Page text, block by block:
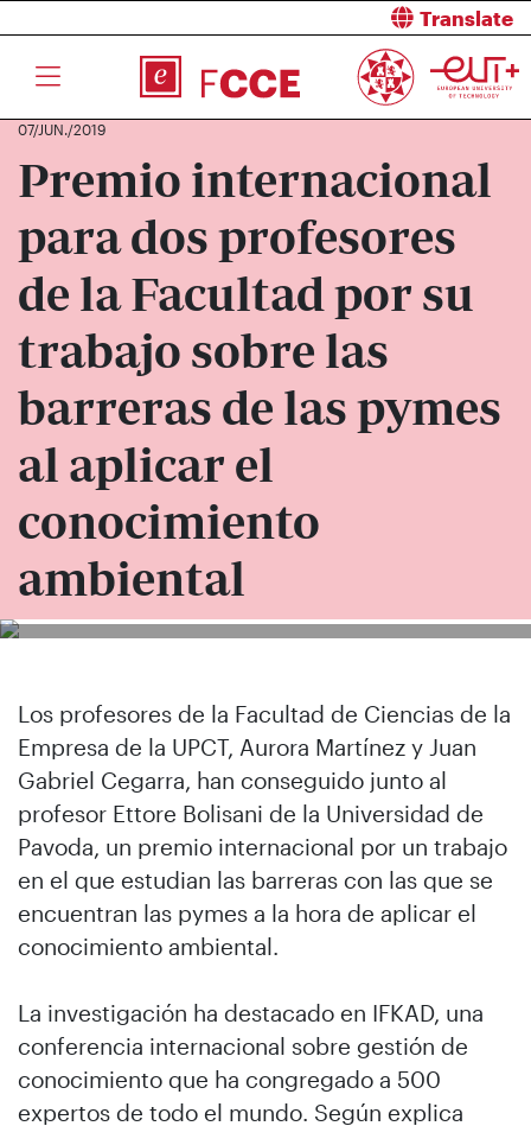
Translate
07/JUN./2019
Premio internacional
para dos profesores
de la Facultad por su
trabajo sobre las
barreras de las pymes
al aplicar el
conocimiento
ambiental
Los profesores de la Facultad de Ciencias de la
Empresa de la UPCT, Aurora Martínez y Juan
Gabriel Cegarra, han conseguido junto al
profesor Ettore Bolisani de la Universidad de
Pavoda, un premio internacional por un trabajo
en el que estudian las barreras con las que se
encuentran las pymes a la hora de aplicar el
conocimiento ambiental.
La investigación ha destacado en IFKAD, una
conferencia internacional sobre gestión de
conocimiento que ha congregado a 500
expertos de todo el mundo. Según explica